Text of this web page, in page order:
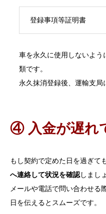
登録事項等証明書
車を永久に使用しないよ
類です。
永久抹消登録後、運輸支局
④ 入金が遅れ
もし契約で定めた日を過ぎて
へ連絡して状況を確認しまし
メールや電話で問い合わせる
日を伝えるとスムーズです。